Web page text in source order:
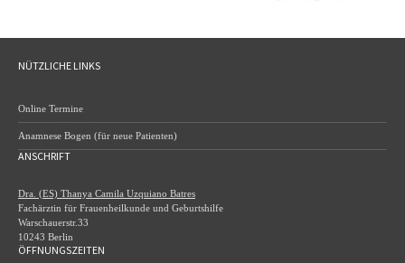
NÜTZLICHE LINKS
Online Termine
Anamnese Bogen (für neue Patienten)
ANSCHRIFT
Dra. (ES) Thanya Camila Uzquiano Batres
Fachärztin für Frauenheilkunde und Geburtshilfe
Warschauerstr.33
10243 Berlin
ÖFFNUNGSZEITEN